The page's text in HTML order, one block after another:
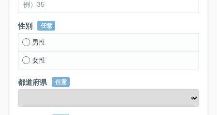
性別 任意
男性
女性
都道府県 任意